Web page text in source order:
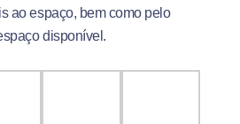
ao espaço, bem como pelo
disponível.